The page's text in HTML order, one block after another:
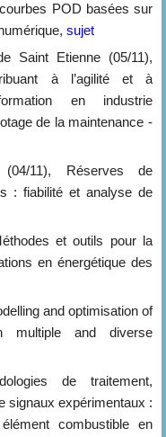
POD basées sur
sujet
Saint Etienne (05/11),
à l’agilité et à
en industrie
de la maintenance -
(04/11), Réserves de
: fiabilité et analyse de
et outils pour la
en énergétique des
and optimisation of
multiple and diverse
de traitement,
signaux expérimentaux :
combustible en